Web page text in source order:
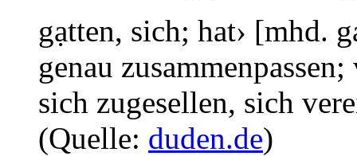
gạtten, sich; hat› [mhd.
genau
sich zugesellen, sich
(Quelle: duden.de)